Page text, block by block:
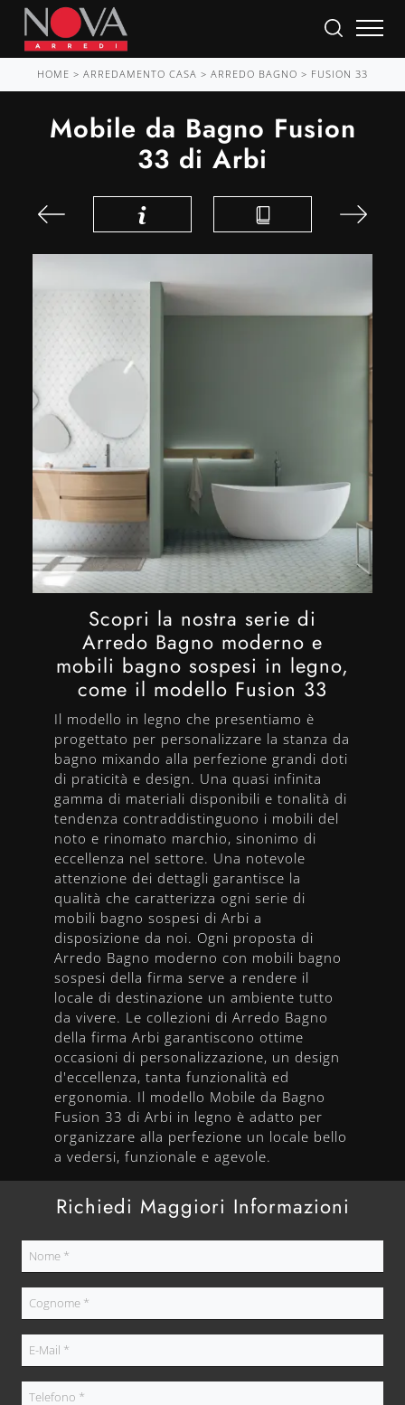
HOME > ARREDAMENTO CASA > ARREDO BAGNO > FUSION 33
Mobile da Bagno Fusion
33 di Arbi
Scopri la nostra serie di
Arredo Bagno moderno e
mobili bagno sospesi in legno,
come il modello Fusion 33
Il modello in legno che presentiamo è
progettato per personalizzare la stanza da
bagno mixando alla perfezione grandi doti
di praticità e design. Una quasi infinita
gamma di materiali disponibili e tonalità di
tendenza contraddistinguono i mobili del
noto e rinomato marchio, sinonimo di
eccellenza nel settore. Una notevole
attenzione dei dettagli garantisce la
qualità che caratterizza ogni serie di
mobili bagno sospesi di Arbi a
disposizione da noi. Ogni proposta di
Arredo Bagno moderno con mobili bagno
sospesi della firma serve a rendere il
locale di destinazione un ambiente tutto
da vivere. Le collezioni di Arredo Bagno
della firma Arbi garantiscono ottime
occasioni di personalizzazione, un design
d'eccellenza, tanta funzionalità ed
ergonomia. Il modello Mobile da Bagno
Fusion 33 di Arbi in legno è adatto per
organizzare alla perfezione un locale bello
a vedersi, funzionale e agevole.
Richiedi Maggiori Informazioni